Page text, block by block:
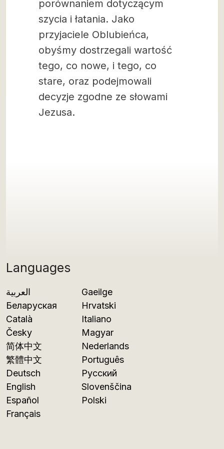
Languages
العربية
Беларуская
Català
Česky
简体中文
繁體中文
Deutsch
English
Español
Français
Gaeilge
Hrvatski
Italiano
Magyar
Nederlands
Português
Русский
Slovenščina
Polski
porównaniem dotyczącym
szycia i łatania. Jako
przyjaciele Oblubieńca,
obyśmy dostrzegali wartość
tego, co nowe, i tego, co
stare, oraz podejmowali
decyzje zgodne ze słowami
Jezusa.